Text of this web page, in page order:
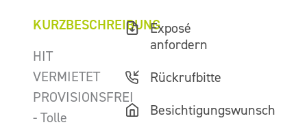
KURZBESCHREIBUNG
HIT
VERMIETET
PROVISIONSFREI
- Tolle
Exposé
anfordern
Rückrufbitte
Besichtigungswunsch